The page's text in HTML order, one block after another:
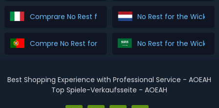
Comprare No Rest for the Wicked GoldNo Rest for the Wicked
Compre No Rest for the Wicked Gold
Best Shopping Experience with Professional Service - AOEAH
Top Spiele-Verkaufsseite - AOEAH